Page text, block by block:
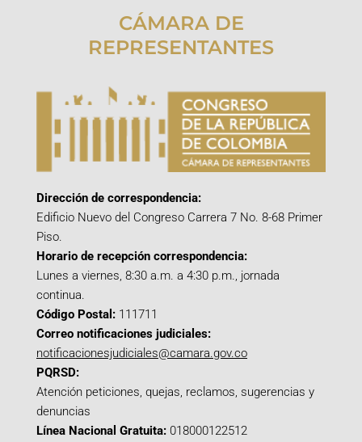
CÁMARA DE
REPRESENTANTES
Dirección de correspondencia:
Edificio Nuevo del Congreso Carrera 7 No. 8-68 Primer
Piso.
Horario de recepción correspondencia:
Lunes a viernes, 8:30 a.m. a 4:30 p.m., jornada
continua.
Código Postal: 111711
Correo notificaciones judiciales:
notificacionesjudiciales@camara.gov.co
PQRSD:
Atención peticiones, quejas, reclamos, sugerencias y
denuncias
Línea Nacional Gratuita: 018000122512